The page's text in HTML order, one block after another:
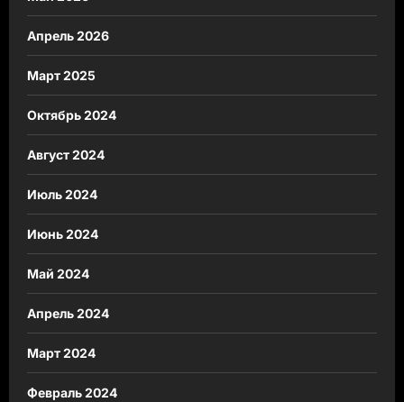
Апрель 2026
Март 2025
Октябрь 2024
Август 2024
Июль 2024
Июнь 2024
Май 2024
Апрель 2024
Март 2024
Февраль 2024